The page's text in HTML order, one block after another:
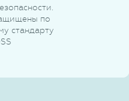
по
стандарту